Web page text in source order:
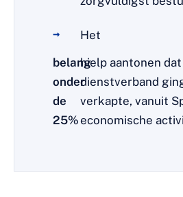
Het
belang
onder
de
25%
hielp aantonen
dienstverband
verkapte, vanuit
economische